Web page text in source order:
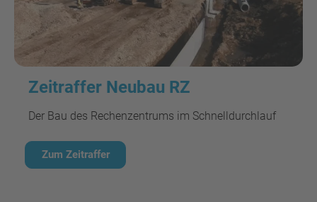
Zeitraffer Neubau RZ
Der Bau des Rechenzentrums im Schnelldurchlauf
Zum Zeitraffer